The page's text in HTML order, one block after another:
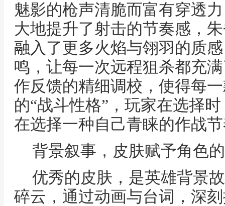
魅影的枪声清脆而富有穿透
大地提升了射击的节奏感，
融入了更多火焰与翎羽的质
鸣，让每一次远程狙杀都充
作反馈的精细调校，使得每
的“战斗性格”，玩家在选择
在选择一种自己青睐的作战
背景叙事，皮肤赋予角色
优秀的皮肤，是英雄背景
碎云，通过动画与台词，深